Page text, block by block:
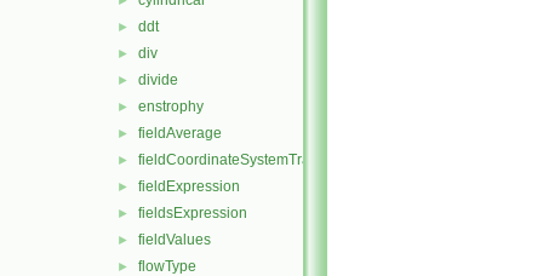
► ddt
► div
► divide
► enstrophy
► fieldAverage
► fieldCoordinateSystemTransform
► fieldExpression
► fieldsExpression
► fieldValues
► flowType